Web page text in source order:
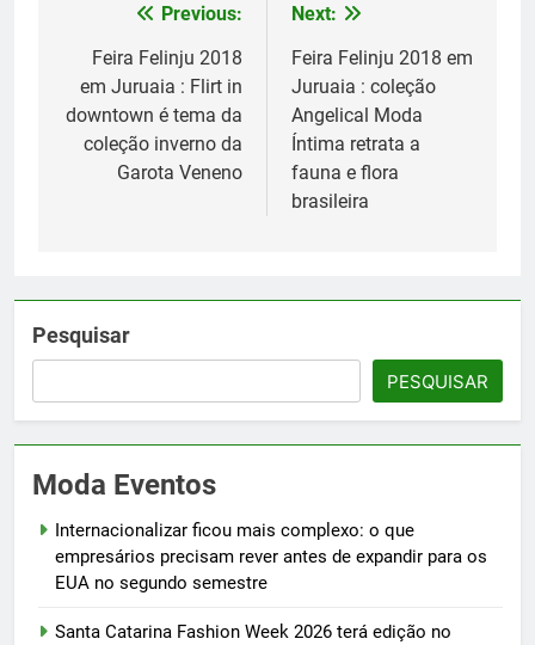
Navegação
Post
Previous:
Feira Felinju 2018
em Juruaia : Flirt in
downtown é tema da
coleção inverno da
Garota Veneno
Next:
Feira Felinju 2018 em
Juruaia : coleção
Angelical Moda
Íntima retrata a
fauna e flora
brasileira
Pesquisar
PESQUISAR
Moda Eventos
Internacionalizar ficou mais complexo: o que
empresários precisam rever antes de expandir para os
EUA no segundo semestre
Santa Catarina Fashion Week 2026 terá edição no